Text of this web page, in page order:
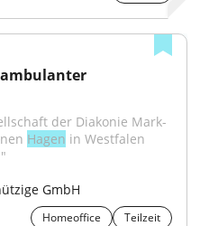
der Diakonie Mark-
Hagen in Westfalen
GmbH
Homeoffice
Teilzeit